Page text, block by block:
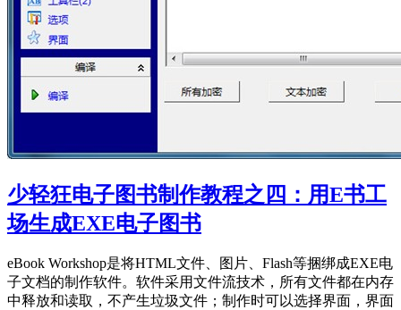
少轻狂电子图书制作教程之四：用E书工
场生成EXE电子图书
eBook Workshop是将HTML文件、图片、Flash等捆绑成EXE电
子文档的制作软件。软件采用文件流技术，所有文件都在内存
中释放和读取，不产生垃圾文件；制作时可以选择界面，界面